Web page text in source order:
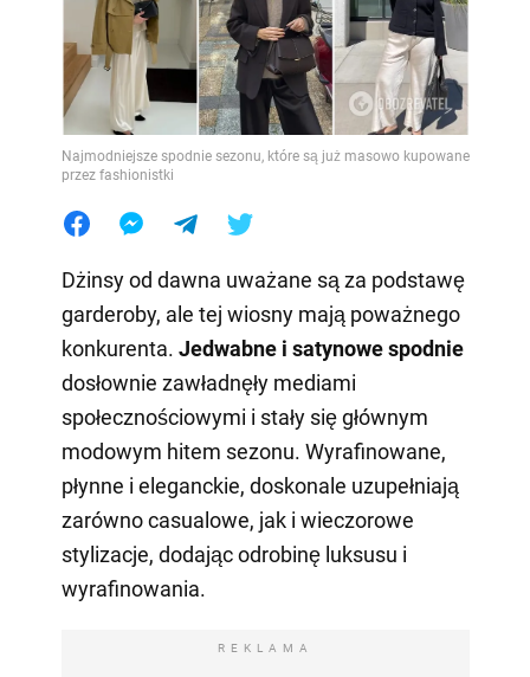
Najmodniejsze spodnie sezonu, które są już masowo kupowane
przez fashionistki
Dżinsy od dawna uważane są za podstawę
garderoby, ale tej wiosny mają poważnego
konkurenta. Jedwabne i satynowe spodnie
dosłownie zawładnęły mediami
społecznościowymi i stały się głównym
modowym hitem sezonu. Wyrafinowane,
płynne i eleganckie, doskonale uzupełniają
zarówno casualowe, jak i wieczorowe
stylizacje, dodając odrobinę luksusu i
wyrafinowania.
REKLAMA